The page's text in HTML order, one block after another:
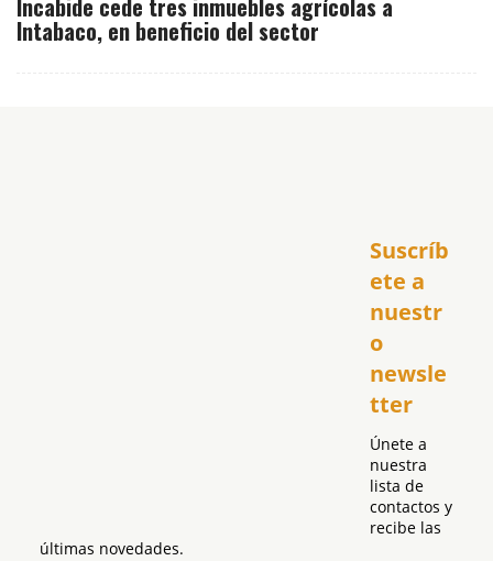
Incabide cede tres inmuebles agrícolas a
Intabaco, en beneficio del sector
Suscríb
ete a
nuestr
o
newsle
tter
Únete a
nuestra
lista de
contactos y
recibe las
últimas novedades.